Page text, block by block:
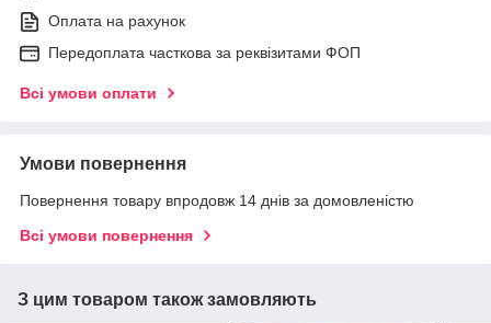
Оплата на рахунок
Передоплата часткова за реквізитами ФОП
Всі умови оплати
Умови повернення
Повернення товару впродовж 14 днів за домовленістю
Всі умови повернення
З цим товаром також замовляють